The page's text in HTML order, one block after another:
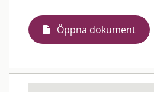
Öppna dokument